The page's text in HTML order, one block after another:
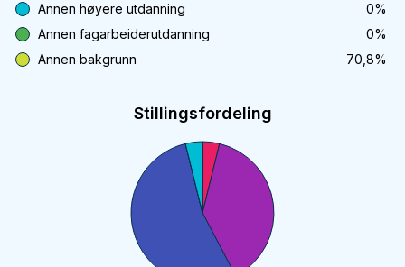
Annen høyere utdanning
0%
Annen fagarbeiderutdanning
0%
Annen bakgrunn
70,8%
Stillingsfordeling